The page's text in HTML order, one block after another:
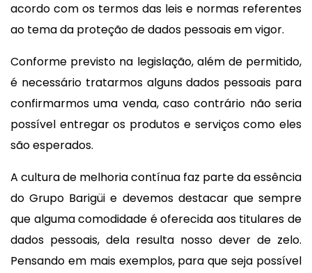
acordo com os termos das leis e normas referentes
ao tema da proteção de dados pessoais em vigor.
Conforme previsto na legislação, além de permitido,
é necessário tratarmos alguns dados pessoais para
confirmarmos uma venda, caso contrário não seria
possível entregar os produtos e serviços como eles
são esperados.
A cultura de melhoria contínua faz parte da essência
do Grupo Barigüi e devemos destacar que sempre
que alguma comodidade é oferecida aos titulares de
dados pessoais, dela resulta nosso dever de zelo.
Pensando em mais exemplos, para que seja possível